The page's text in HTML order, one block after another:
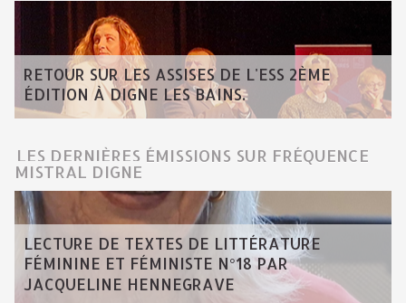
RETOUR SUR LES ASSISES DE L'ESS 2ÈME
ÉDITION À DIGNE LES BAINS.
LES DERNIÈRES ÉMISSIONS SUR FRÉQUENCE
MISTRAL DIGNE
LECTURE DE TEXTES DE LITTÉRATURE
FÉMININE ET FÉMINISTE N°18 PAR
JACQUELINE HENNEGRAVE